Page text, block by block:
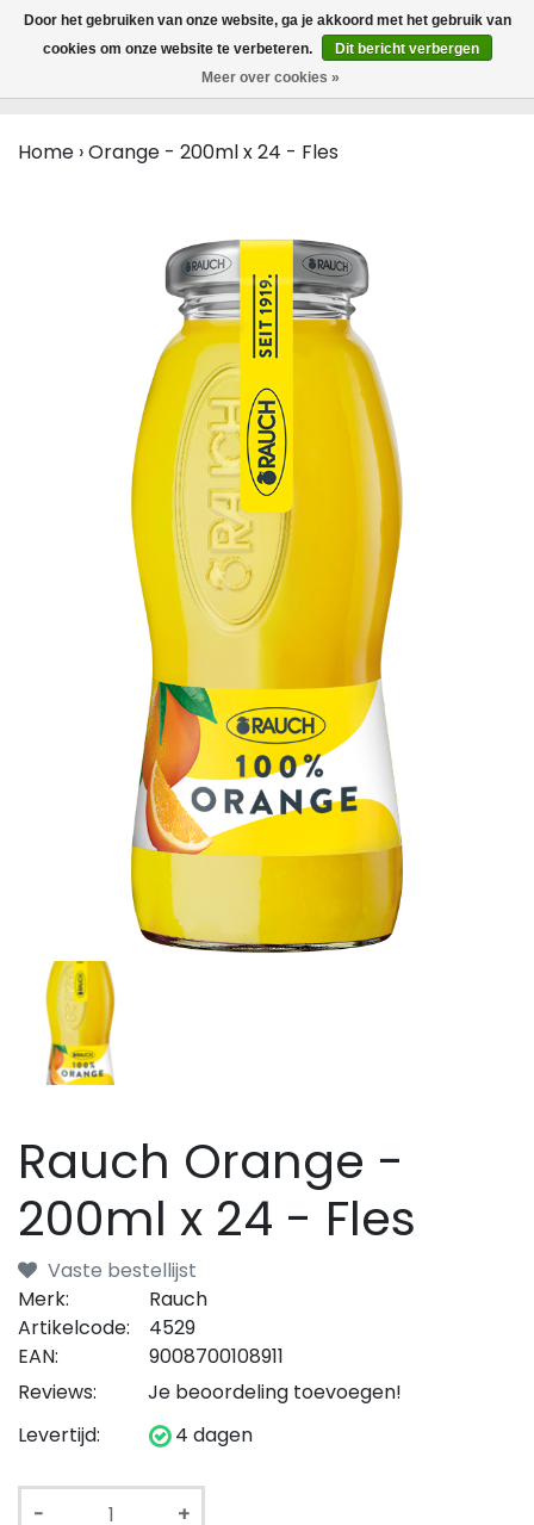
MENU
0
Home ›Orange - 200ml x 24 - Fles
Rauch Orange -
200ml x 24 - Fles
Vaste bestellijst
Merk:
Rauch
Artikelcode:
4529
EAN:
9008700108911
Reviews:
Je beoordeling toevoegen!
Levertijd:
4 dagen
- +
Door het gebruiken van onze website, ga je akkoord met het gebruik van
cookies om onze website te verbeteren.
Dit bericht verbergen
Meer over cookies »